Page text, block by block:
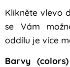
Klikněte vlevo
se Vám
oddílu je více
Barvy (colors)